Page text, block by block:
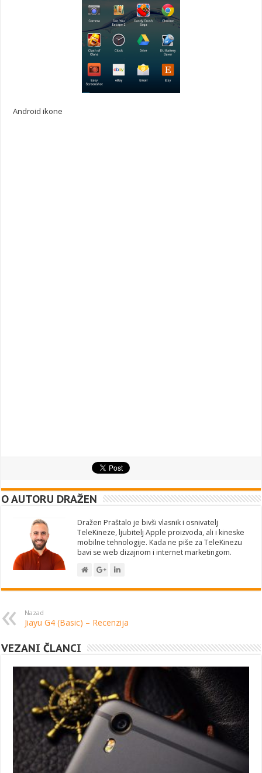
Android ikone
O AUTORU DRAŽEN
Dražen Praštalo je bivši vlasnik i osnivatelj
TeleKineze, ljubitelj Apple proizvoda, ali i kineske
mobilne tehnologije. Kada ne piše za TeleKinezu
bavi se web dizajnom i internet marketingom.
Nazad
Jiayu G4 (Basic) – Recenzija
VEZANI ČLANCI